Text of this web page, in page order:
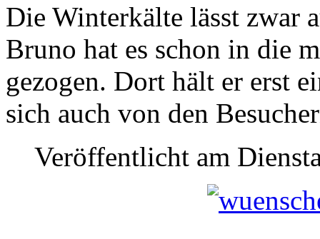
Die Winterkälte lässt zwar
Bruno hat es schon in die
gezogen. Dort hält er erst
sich auch von den
Veröffentlicht am